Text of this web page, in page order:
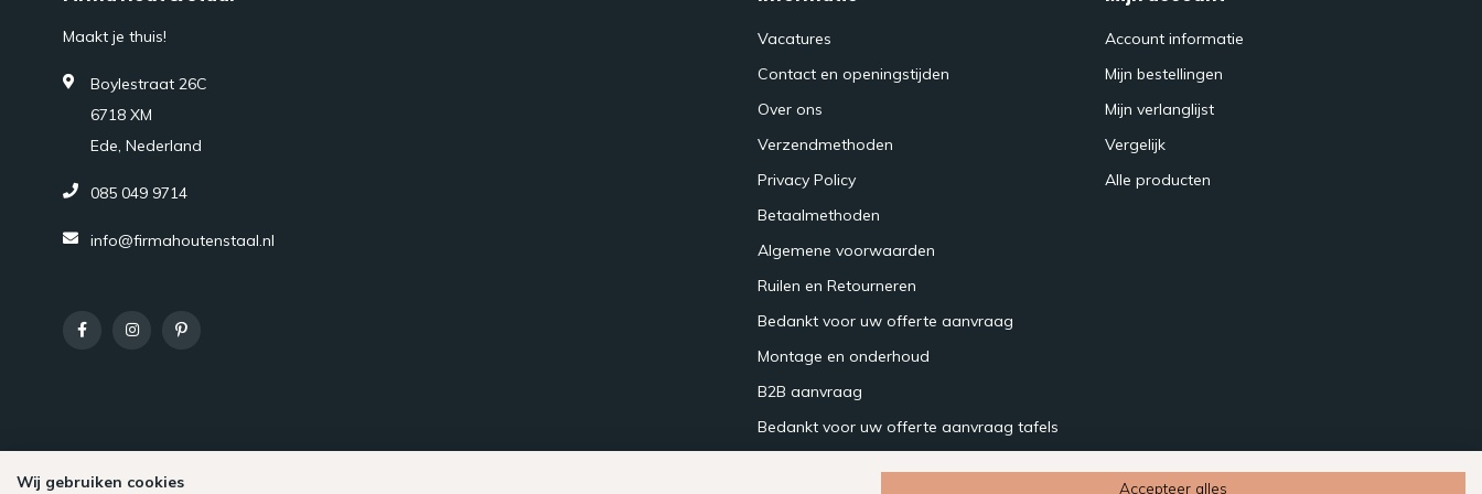
Maakt je thuis!
Boylestraat 26C
6718 XM
Ede, Nederland
085 049 9714
info@firmahoutenstaal.nl
Vacatures
Contact en openingstijden
Over ons
Verzendmethoden
Privacy Policy
Betaalmethoden
Algemene voorwaarden
Ruilen en Retourneren
Bedankt voor uw offerte aanvraag
Montage en onderhoud
B2B aanvraag
Bedankt voor uw offerte aanvraag tafels
Account informatie
Mijn bestellingen
Mijn verlanglijst
Vergelijk
Alle producten
Wij gebruiken cookies Accepteer alles